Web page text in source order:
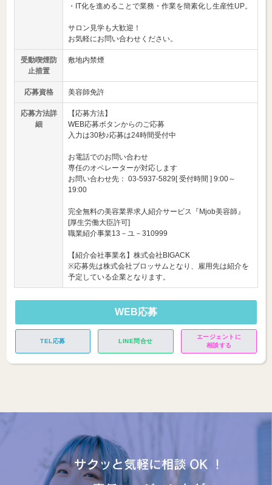
・IT化を進めることで業務・作業を簡素化し生産性UP。
サロン見学も大歓迎！
お気軽にお問い合わせください。
受動喫煙防
止措置
敷地内禁煙
応募資格 美容師免許
応募方法詳
細
【応募方法】
WEB応募ボタンからのご応募
入力は30秒♪応募は24時間受付中
お電話でのお問い合わせ
専任のオペレーターが対応します
お問い合わせ先： 03-5937-5829[ 受付時間 ] 9:00～
19:00
完全無料の美容業界求人紹介サービス『Mjob美容師』
[厚生労働大臣許可]
職業紹介事業13－ユ－310999
【紹介会社事業名】株式会社BIGACK
※応募先は株式会社ブロッサムとなり、雇用先は紹介を
予定している企業となります。
WEB応募
TEL応募 LINE問合せ
エージェントに
相談する